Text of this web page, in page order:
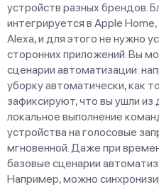
устройств разных брендов.
интегрируется в Apple
Alexa, и для этого не нужно
сторонних приложений. Вы
сценарии автоматизации:
уборку автоматически, как
зафиксируют, что вы ушли
локальное выполнение
устройства на голосовые
мгновенной. Даже при
базовые сценарии
Например, можно